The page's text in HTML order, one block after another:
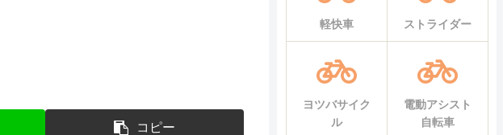
コピー
軽快車 ストライダー
ヨツバサイク
ル
電動アシスト
自転車